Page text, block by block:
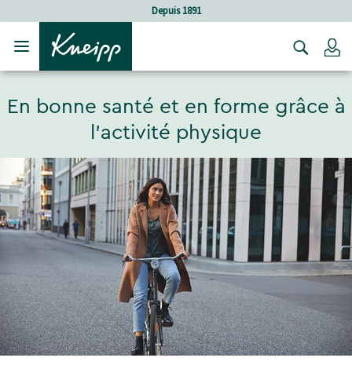
Sauter au contenu du pied de page
Depuis 1891
En bonne santé et en forme grâce à
l'activité physique